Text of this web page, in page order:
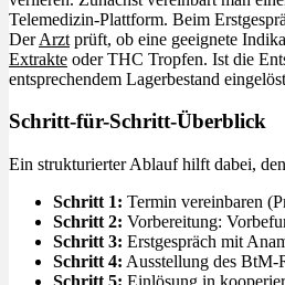
Telemedizin-Plattform. Beim
DerArzt prüft, ob eine geeignete
Extrakte oder THC Tropfen. Ist die
entsprechendem Lagerbestand
Schritt-für-Schritt-Überblick
Ein strukturierter Ablauf hilft dabei,
Schritt 1: Termin vereinbaren
Schritt 2: Vorbereitung:
Schritt 3: Erstgespräch mit
Schritt 4: Ausstellung des BtM-